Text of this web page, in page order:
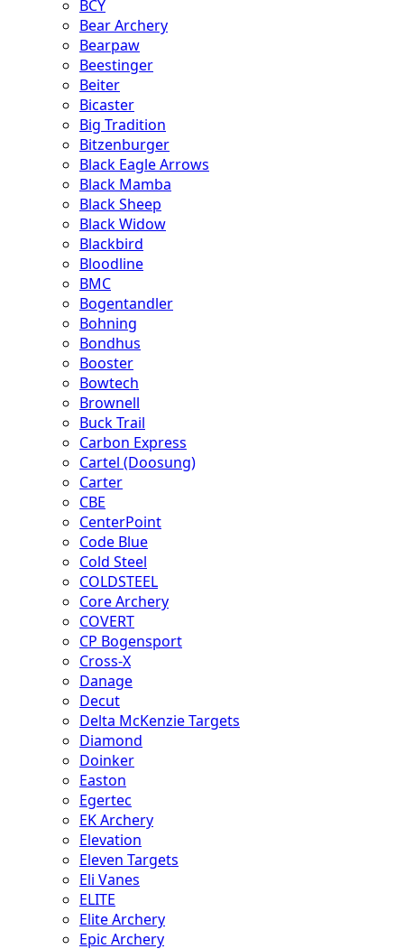
BCY
Bear Archery
Bearpaw
Beestinger
Beiter
Bicaster
Big Tradition
Bitzenburger
Black Eagle Arrows
Black Mamba
Black Sheep
Black Widow
Blackbird
Bloodline
BMC
Bogentandler
Bohning
Bondhus
Booster
Bowtech
Brownell
Buck Trail
Carbon Express
Cartel (Doosung)
Carter
CBE
CenterPoint
Code Blue
Cold Steel
COLDSTEEL
Core Archery
COVERT
CP Bogensport
Cross-X
Danage
Decut
Delta McKenzie Targets
Diamond
Doinker
Easton
Egertec
EK Archery
Elevation
Eleven Targets
Eli Vanes
ELITE
Elite Archery
Epic Archery